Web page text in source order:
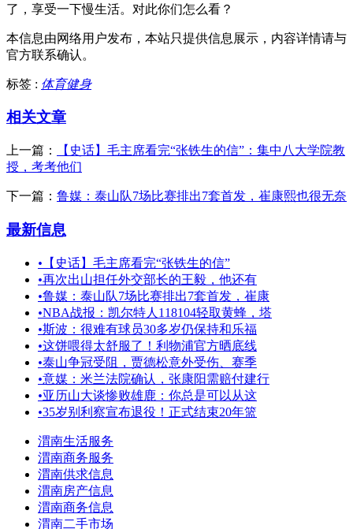
了，享受一下慢生活。对此你们怎么看？
本信息由网络用户发布， 本站只提供信息展示，内容详情请与
官方联系确认。
标签 : 体育健身
相关文章
上一篇：
【史话】毛主席看完“张铁生的信”：集中八大学院教
授，考考他们
下一篇： 鲁媒：泰山队7场比赛排出7套首发，崔康熙也很无奈
最新信息
• 【史话】毛主席看完“张铁生的信”
•再次出山担任外交部长的王毅，他还有
•鲁媒：泰山队7场比赛排出7套首发，崔康
•NBA战报：凯尔特人118104轻取黄蜂，塔
•斯波：很难有球员30多岁仍保持和乐福
•这饼喂得太舒服了！利物浦官方晒底线
•泰山争冠受阻，贾德松意外受伤、赛季
•意媒：米兰法院确认，张康阳需赔付建行
•亚历山大谈惨败雄鹿：你总是可以从这
•35岁别利察宣布退役！正式结束20年篮
渭南生活服务
渭南商务服务
渭南供求信息
渭南房产信息
渭南商务信息
渭南二手市场